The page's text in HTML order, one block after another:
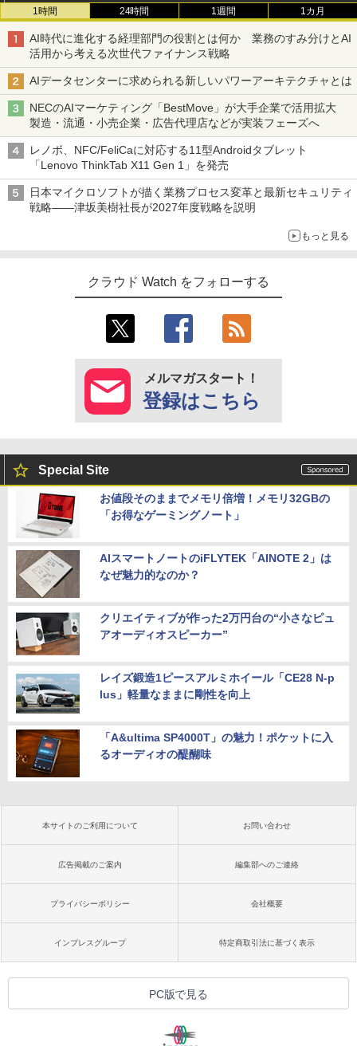
1時間 24時間 1週間 1カ月
AI時代に進化する経理部門の役割とは何か 業務のすみ分けとAI
活用から考える次世代ファイナンス戦略
AIデータセンターに求められる新しいパワーアーキテクチャとは
NECのAIマーケティング「BestMove」が大手企業で活用拡大
製造・流通・小売企業・広告代理店などが実装フェーズへ
レノボ、NFC/FeliCaに対応する11型Androidタブレット
「Lenovo ThinkTab X11 Gen 1」を発売
日本マイクロソフトが描く業務プロセス変革と最新セキュリティ
戦略――津坂美樹社長が2027年度戦略を説明
もっと見る
クラウド Watch をフォローする
メルマガスタート！
登録はこちら
Special Site
お値段そのままでメモリ倍増！メモリ32GBの
「お得なゲーミングノート」
AIスマートノートのiFLYTEK「AINOTE 2」は
なぜ魅力的なのか？
クリエイティブが作った2万円台の“小さなピュ
アオーディオスピーカー”
レイズ鍛造1ピースアルミホイール「CE28 N-p
lus」軽量なままに剛性を向上
「A&ultima SP4000T」の魅力！ポケットに入
るオーディオの醍醐味
本サイトのご利用について お問い合わせ
広告掲載のご案内 編集部へのご連絡
プライバシーポリシー 会社概要
インプレスグループ 特定商取引法に基づく表示
PC版で見る